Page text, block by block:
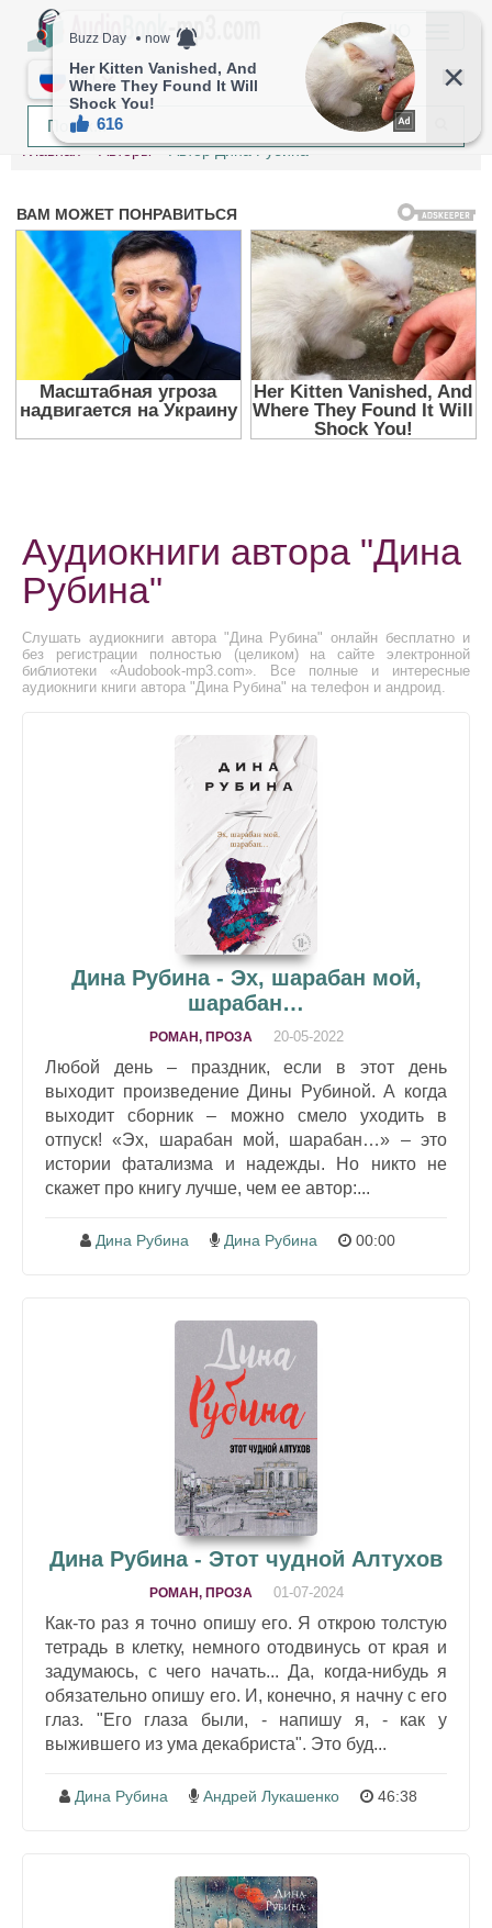
МЕНЮ
RU
Главная Авторы Автор Дина Рубина
Аудиокниги автора "Дина
Рубина"
Слушать аудиокниги автора "Дина Рубина" онлайн бесплатно и
без регистрации полностью (целиком) на сайте электронной
библиотеки «Audobook-mp3.com». Все полные и интересные
аудиокниги книги автора "Дина Рубина" на телефон и андроид.
Дина Рубина - Эх, шарабан мой,
шарабан…
РОМАН, ПРОЗА 20-05-2022
Любой день – праздник, если в этот день
выходит произведение Дины Рубиной. А когда
выходит сборник – можно смело уходить в
отпуск! «Эх, шарабан мой, шарабан…» – это
истории фатализма и надежды. Но никто не
скажет про книгу лучше, чем ее автор:...
Дина Рубина Дина Рубина 00:00
Дина Рубина - Этот чудной Алтухов
РОМАН, ПРОЗА 01-07-2024
Как-то раз я точно опишу его. Я открою толстую
тетрадь в клетку, немного отодвинусь от края и
задумаюсь, с чего начать... Да, когда-нибудь я
обязательно опишу его. И, конечно, я начну с его
глаз. "Его глаза были, - напишу я, - как у
выжившего из ума декабриста". Это буд...
Дина Рубина Андрей Лукашенко 46:38